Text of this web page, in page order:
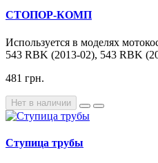
СТОПОР-КОМП
Используется в моделях
543 RBK (2013-02), 543 RBK
481 грн.
Нет в наличии
Ступица трубы